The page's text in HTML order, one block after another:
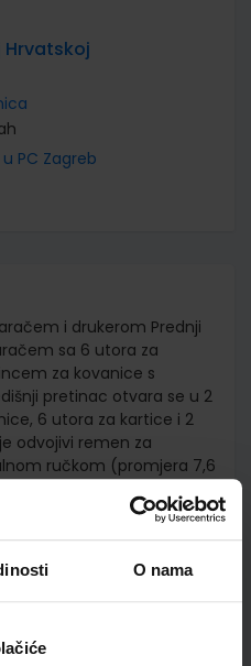
O nama
PC Zagreb
i drukerom Prednji
sa 6 utora za
za kovanice s
pretinac otvara se u 2
6 utora za kartice i 2
odvojivi remen za
ručkom (promjera 7,6
591958